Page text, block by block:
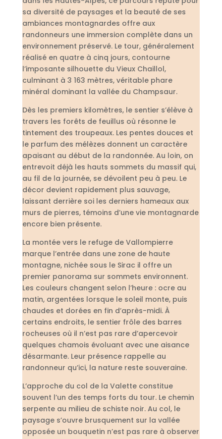
sa diversité de paysages et la beauté de ses
ambiances montagnardes offre aux
randonneurs une immersion complète dans un
environnement préservé. Le tour, généralement
réalisé en quatre à cinq jours, contourne
l’imposante silhouette du Vieux Chaillol,
culminant à 3 163 mètres, véritable phare
minéral dominant la vallée du Champsaur.
Dès les premiers kilomètres, le sentier s’élève à
travers les forêts de feuillus où résonne le
tintement des troupeaux. Les pentes douces et
le parfum des mélèzes donnent un caractère
apaisant au début de la randonnée. Au loin, on
entrevoit déjà les hauts sommets du massif qui,
au fil de la journée, se dévoilent peu à peu. Le
décor devient rapidement plus sauvage,
laissant derrière soi les derniers hameaux aux
murs de pierres, témoins d’une vie montagnarde
encore bien présente.
La montée vers le refuge de Vallompierre
marque l’entrée dans une zone de haute
montagne, nichée sous le Sirac il offre un
premier panorama sur sommets environnent.
Les couleurs changent selon l’heure : ocre au
matin, argentées lorsque le soleil monte, puis
chaudes et dorées en fin d’après-midi. À
certains endroits, le sentier frôle des barres
rocheuses où il n’est pas rare d’apercevoir
quelques chamois évoluant avec une aisance
désarmante. Leur présence rappelle au
randonneur qu’ici, la nature reste souveraine.
L’approche du col de la Valette constitue
souvent l’un des temps forts du tour. Le chemin
serpente au milieu de schiste noir. Au col, le
paysage s’ouvre brusquement sur la vallée
opposée un bouquetin n’est pas rare à observer